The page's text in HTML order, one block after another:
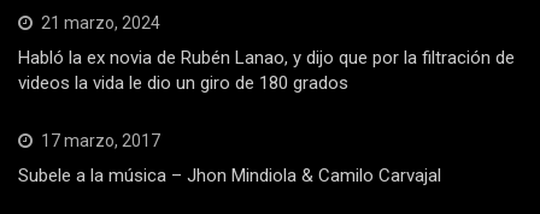
21 marzo, 2024
Habló la ex novia de Rubén Lanao, y dijo que por la filtración de
videos la vida le dio un giro de 180 grados
17 marzo, 2017
Subele a la música – Jhon Mindiola & Camilo Carvajal